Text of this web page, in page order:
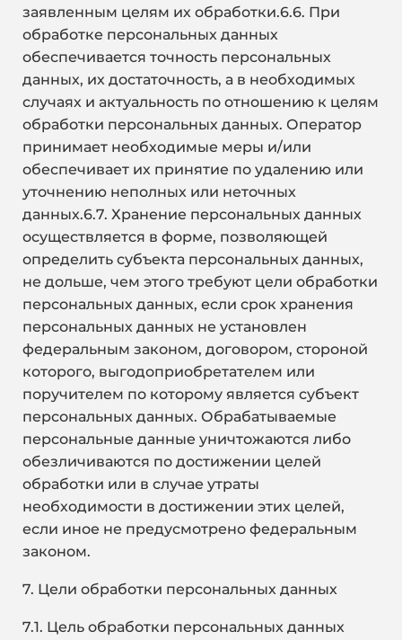
заявленным целям их обработки.6.6. При
обработке персональных данных
обеспечивается точность персональных
данных, их достаточность, а в необходимых
случаях и актуальность по отношению к целям
обработки персональных данных. Оператор
принимает необходимые меры и/или
обеспечивает их принятие по удалению или
уточнению неполных или неточных
данных.6.7. Хранение персональных данных
осуществляется в форме, позволяющей
определить субъекта персональных данных,
не дольше, чем этого требуют цели обработки
персональных данных, если срок хранения
персональных данных не установлен
федеральным законом, договором, стороной
которого, выгодоприобретателем или
поручителем по которому является субъект
персональных данных. Обрабатываемые
персональные данные уничтожаются либо
обезличиваются по достижении целей
обработки или в случае утраты
необходимости в достижении этих целей,
если иное не предусмотрено федеральным
законом.
7. Цели обработки персональных данных
7.1. Цель обработки персональных данных